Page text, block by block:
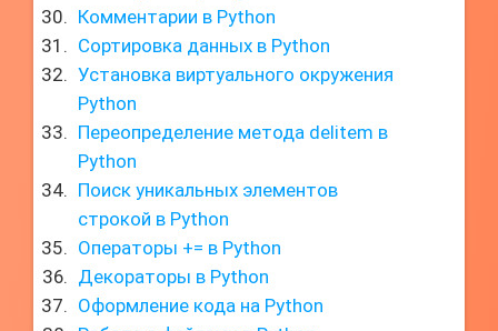
Комментарии в Python
Сортировка данных в Python
Установка виртуального окружения
Python
Переопределение метода delitem в
Python
Поиск уникальных элементов
строкой в Python
Операторы += в Python
Декораторы в Python
Оформление кода на Python